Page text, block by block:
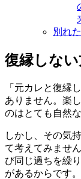
別れ
復縁しな
「元カレと復縁
ありません。楽
のはとても自然
しかし、その気
て考えてみませ
び同じ過ちを繰
があるからです